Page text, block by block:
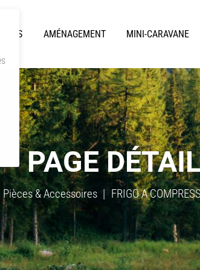
AMÉNAGEMENT MINI-CARAVANE
PAGE
Pièces & Accessoires FRIGO A